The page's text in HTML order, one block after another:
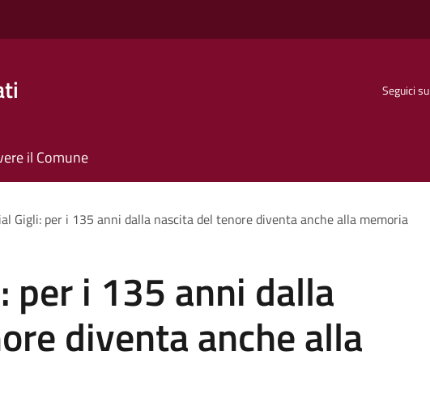
Seguici su
il Comune
Gigli: per i 135 anni dalla nascita del tenore diventa anche alla memoria
per i 135 anni dalla
diventa anche alla